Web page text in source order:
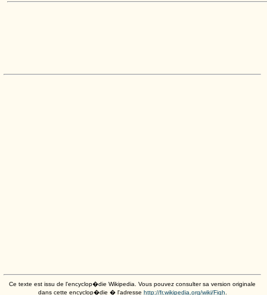
Ce texte est issu de l'encyclop�die Wikipedia. Vous pouvez consulter sa version originale
dans cette encyclop�die � l'adresse http://fr.wikipedia.org/wiki/Fiqh